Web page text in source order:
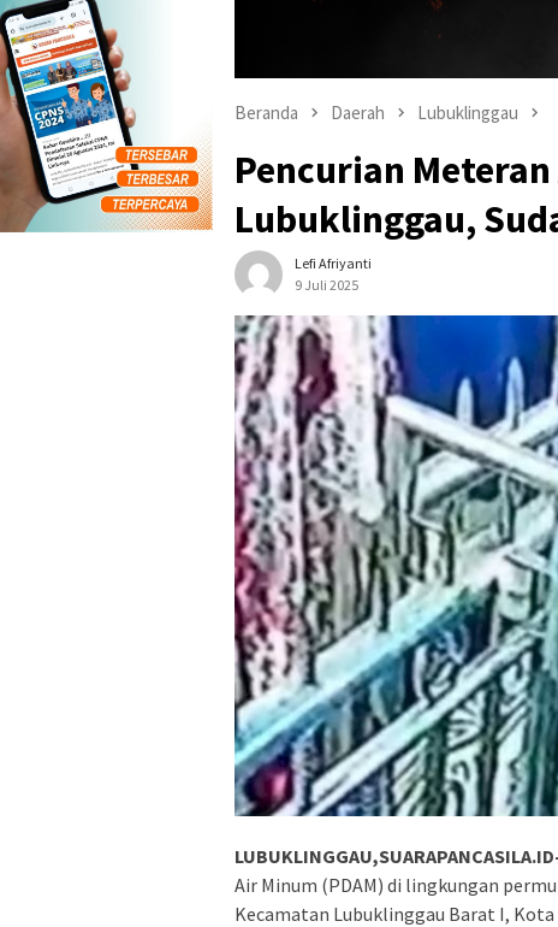
Beranda Daerah Lubuklinggau
Pencurian Meteran
Lubuklinggau,
Lefi Afriyanti
9 Juli 2025
Air Minum (PDAM) di lingkungan
Kecamatan Lubuklinggau Barat I,